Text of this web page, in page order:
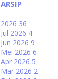
ARSIP
2026 36
Jul 2026 4
Jun 2026 9
Mei 2026 6
Apr 2026 5
Mar 2026 2